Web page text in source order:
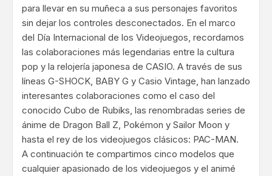
para llevar en su muñeca a sus personajes favoritos
sin dejar los controles desconectados. En el marco
del Día Internacional de los Videojuegos, recordamos
las colaboraciones más legendarias entre la cultura
pop y la relojería japonesa de CASIO. A través de sus
líneas G-SHOCK, BABY G y Casio Vintage, han lanzado
interesantes colaboraciones como el caso del
conocido Cubo de Rubiks, las renombradas series de
ánime de Dragon Ball Z, Pokémon y Sailor Moon y
hasta el rey de los videojuegos clásicos: PAC-MAN.
A continuación te compartimos cinco modelos que
cualquier apasionado de los videojuegos y el animé